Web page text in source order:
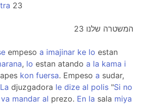
23
המשטרה שלנו 23
empeso a imajinar ke lo estan
, lo estan atando a la kama i
kon fuersa. Empeso a sudar,
La djuzgadora le dize al polis "Si no
va mandar al prezo. En la sala miya